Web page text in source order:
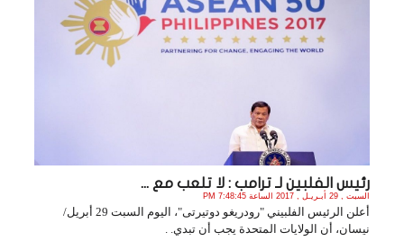
رئيس الفلبين لـ ترامب : لا تلعب مع ...
السبت , 29 أبـريـل , 2017 الساعة 7:48:45 PM
أعلن الرئيس الفلبيني "رودريغو دوتيرتى"، اليوم السبت 29 أبريل/
نيسان، أن الولايات المتحدة يجب أن تبدي. .